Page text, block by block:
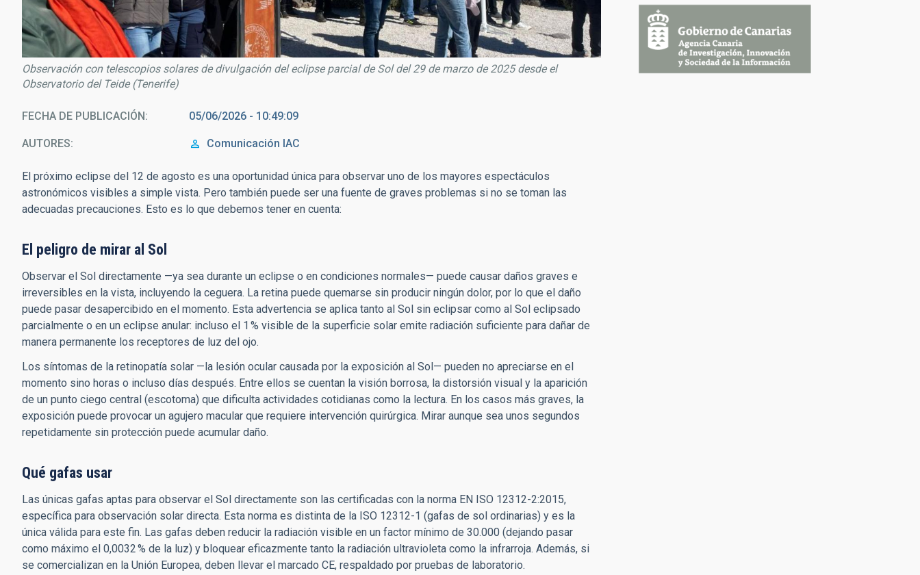
Observación con telescopios solares de divulgación del eclipse parcial de Sol del 29 de marzo de 2025 desde el
Observatorio del Teide (Tenerife)
FECHA DE PUBLICACIÓN 05/06/2026 - 10:49:09
AUTORES Comunicación IAC
El próximo eclipse del 12 de agosto es una oportunidad única para observar uno de los mayores espectáculos
astronómicos visibles a simple vista. Pero también puede ser una fuente de graves problemas si no se toman las
adecuadas precauciones. Esto es lo que debemos tener en cuenta:
El peligro de mirar al Sol
Observar el Sol directamente —ya sea durante un eclipse o en condiciones normales— puede causar daños graves e
irreversibles en la vista, incluyendo la ceguera. La retina puede quemarse sin producir ningún dolor, por lo que el daño
puede pasar desapercibido en el momento. Esta advertencia se aplica tanto al Sol sin eclipsar como al Sol eclipsado
parcialmente o en un eclipse anular: incluso el 1 % visible de la superficie solar emite radiación suficiente para dañar de
manera permanente los receptores de luz del ojo.
Los síntomas de la retinopatía solar —la lesión ocular causada por la exposición al Sol— pueden no apreciarse en el
momento sino horas o incluso días después. Entre ellos se cuentan la visión borrosa, la distorsión visual y la aparición
de un punto ciego central (escotoma) que dificulta actividades cotidianas como la lectura. En los casos más graves, la
exposición puede provocar un agujero macular que requiere intervención quirúrgica. Mirar aunque sea unos segundos
repetidamente sin protección puede acumular daño.
Qué gafas usar
Las únicas gafas aptas para observar el Sol directamente son las certificadas con la norma EN ISO 12312-2:2015,
específica para observación solar directa. Esta norma es distinta de la ISO 12312-1 (gafas de sol ordinarias) y es la
única válida para este fin. Las gafas deben reducir la radiación visible en un factor mínimo de 30.000 (dejando pasar
como máximo el 0,0032% de la luz) y bloquear eficazmente tanto la radiación ultravioleta como la infrarroja. Además, si
se comercializan en la Unión Europea, deben llevar el marcado CE, respaldado por pruebas de laboratorio.